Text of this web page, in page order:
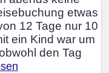
etwas
12 Tage nur 10
ein Kind war um
den Tag